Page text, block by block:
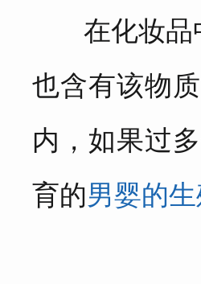
在化妆品中
也含有该物
内，如果过
育的男婴的